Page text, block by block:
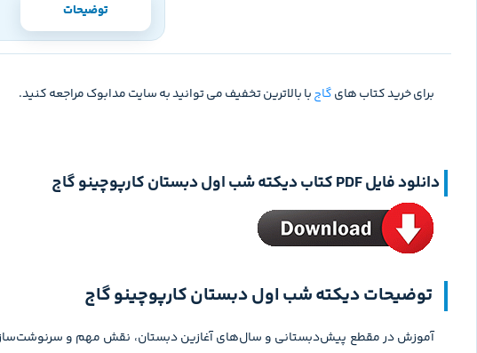
توضیحات
برای خرید کتاب هایگاجبا بالاترین تخفیف می توانید به سایت مدابوک مراجعه کنید.
دانلود فایل PDF کتاب دیکته شب اول دبستان کارپوچینو گاج
توضیحات دیکته شب اول دبستان کارپوچینو گاج
آموزش در مقطع پیش‌دبستانی و سال‌های آغازین دبستان، نقش مهم و